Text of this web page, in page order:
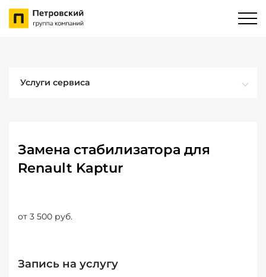
Услуги сервиса
Замена стабилизатора для
Renault Kaptur
от 3 500 руб.
Запись на услугу